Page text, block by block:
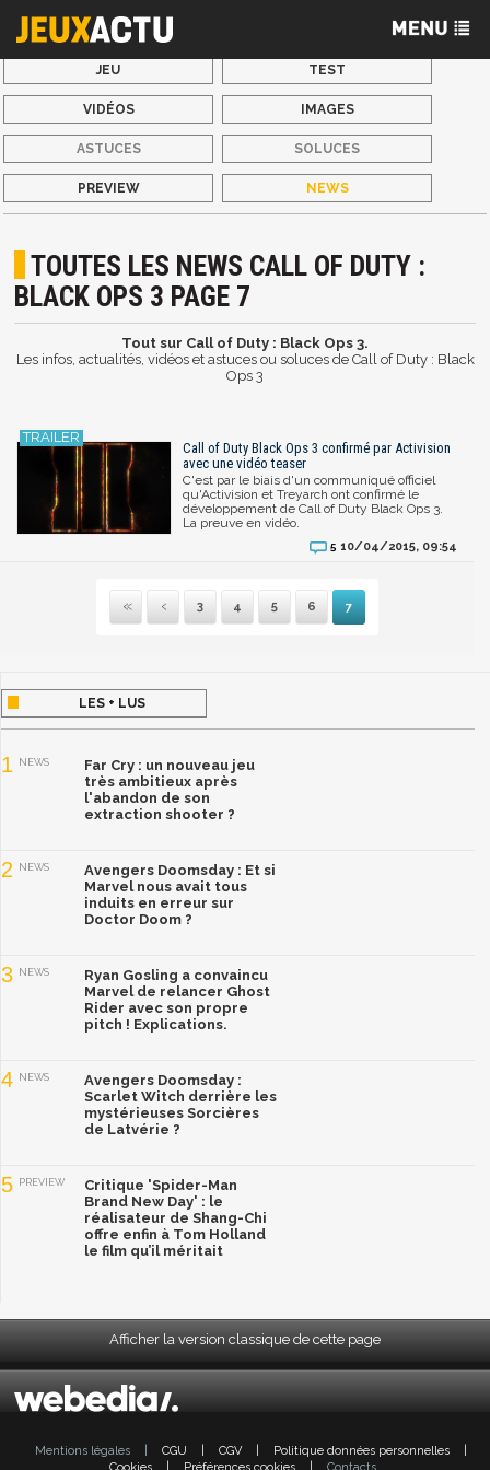
JEU TEST
VIDÉOS IMAGES
ASTUCES SOLUCES
PREVIEW NEWS
TOUTES LES NEWS CALL OF DUTY :
BLACK OPS 3 PAGE 7
Tout sur Call of Duty : Black Ops 3.
Les infos, actualités, vidéos et astuces ou soluces de Call of Duty : Black
Ops 3
Call of Duty Black Ops 3 confirmé par Activision
avec une vidéo teaser
C'est par le biais d'un communiqué officiel
qu'Activision et Treyarch ont confirmé le
développement de Call of Duty Black Ops 3.
La preuve en vidéo.
5 10/04/2015, 09:54
Première
Précédente
3 4 5 6 7
LES + LUS
1 NEWS
Far Cry : un nouveau jeu
très ambitieux après
l'abandon de son
extraction shooter ?
2 NEWS
Avengers Doomsday : Et si
Marvel nous avait tous
induits en erreur sur
Doctor Doom ?
3 NEWS
Ryan Gosling a convaincu
Marvel de relancer Ghost
Rider avec son propre
pitch ! Explications.
4 NEWS
Avengers Doomsday :
Scarlet Witch derrière les
mystérieuses Sorcières
de Latvérie ?
5 PREVIEW
Critique 'Spider-Man
Brand New Day' : le
réalisateur de Shang-Chi
offre enfin à Tom Holland
le film qu’il méritait
Afficher la version classique de cette page
Mentions légales CGU CGV Politique données personnelles
Cookies
Préférences cookies Contacts